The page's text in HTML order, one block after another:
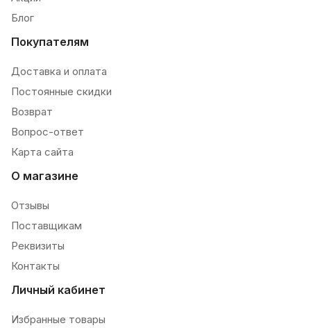
Блог
Покупателям
Доставка и оплата
Постоянные скидки
Возврат
Вопрос-ответ
Карта сайта
О магазине
Отзывы
Поставщикам
Реквизиты
Контакты
Личный кабинет
Избранные товары